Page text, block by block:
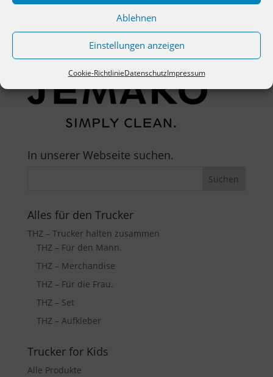
Ablehnen
Einstellungen anzeigen
Cookie-RichtlinieDatenschutzImpressum
In unserer Webseite suchen.
Alles für den Trucker
THZ – Trucker halten zusammen
THZ – Für den Mann.
THZ – Merchandise
THZ – Für die Frau.
THZ – Set
THZ – Aufkleber
Trucker for Kids
Alle Produkte